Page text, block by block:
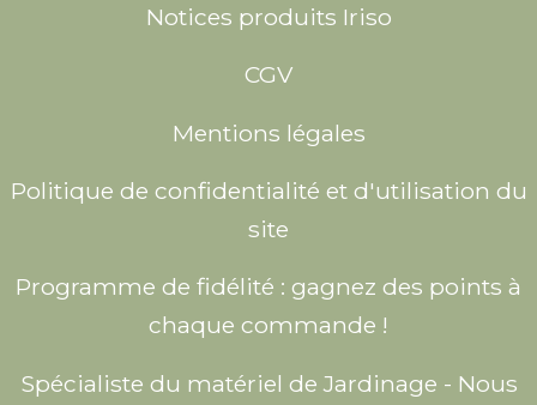
Notices produits Iriso
CGV
Mentions légales
Politique de confidentialité et d'utilisation du
site
Programme de fidélité : gagnez des points à
chaque commande !
Spécialiste du matériel de Jardinage - Nous